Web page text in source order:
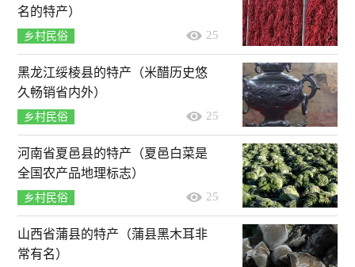
名的特产）
乡村民俗 25
黑龙江绥棱县的特产（米醋历史悠
久畅销省内外）
乡村民俗 25
河南省夏邑县的特产（夏邑白菜是
全国农产品地理标志）
乡村民俗 25
山西省蒲县的特产（蒲县黑木耳非
常有名）